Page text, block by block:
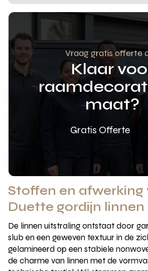
Vraag gratis offerte
Klaar
maat?
Gratis Offerte
Stoffen en afwerking
Duette gordijn linnen
De linnen uitstraling ontstaat door
slub en een geweven textuur in de
gelamineerd op een stabiele
de charme van linnen met de